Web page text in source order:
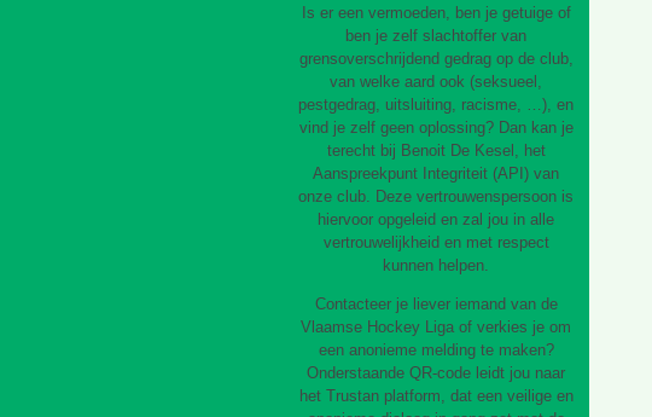
Is er een vermoeden, ben je getuige of
ben je zelf slachtoffer van
grensoverschrijdend gedrag op de club,
van welke aard ook (seksueel,
pestgedrag, uitsluiting, racisme, …), en
vind je zelf geen oplossing? Dan kan je
terecht bij Benoit De Kesel, het
Aanspreekpunt Integriteit (API) van
onze club. Deze vertrouwenspersoon is
hiervoor opgeleid en zal jou in alle
vertrouwelijkheid en met respect
kunnen helpen.
Contacteer je liever iemand van de
Vlaamse Hockey Liga of verkies je om
een anonieme melding te maken?
Onderstaande QR-code leidt jou naar
het Trustan platform, dat een veilige en